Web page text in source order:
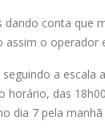
dando conta que
assim o operador
a escala
horário, das
dia 7 pela